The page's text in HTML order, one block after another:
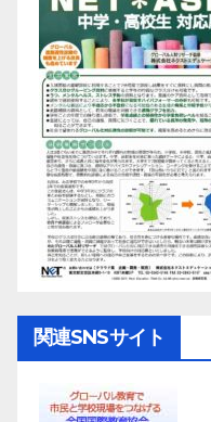
関連SNSサイト